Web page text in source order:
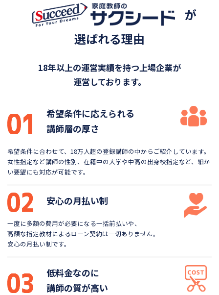
が
選ばれる理由
18年以上の運営実績を持つ上場企業が
運営しております。
希望条件に応えられる
講師層の厚さ
希望条件に合わせて、18万人超の登録講師の中から ご紹介しています。
女性指定など講師の性別、在籍中の大学や中高の出身校指定など、細か
い要望にも対応が可能です。
安心の月払い制
一度に多額の費用が必要になる一括前払いや、
高額な指定教材によるローン契約は一切ありません。
安心の月払い制です。
低料金なのに
講師の質が高い